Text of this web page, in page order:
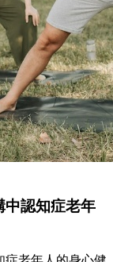
中認知症老年